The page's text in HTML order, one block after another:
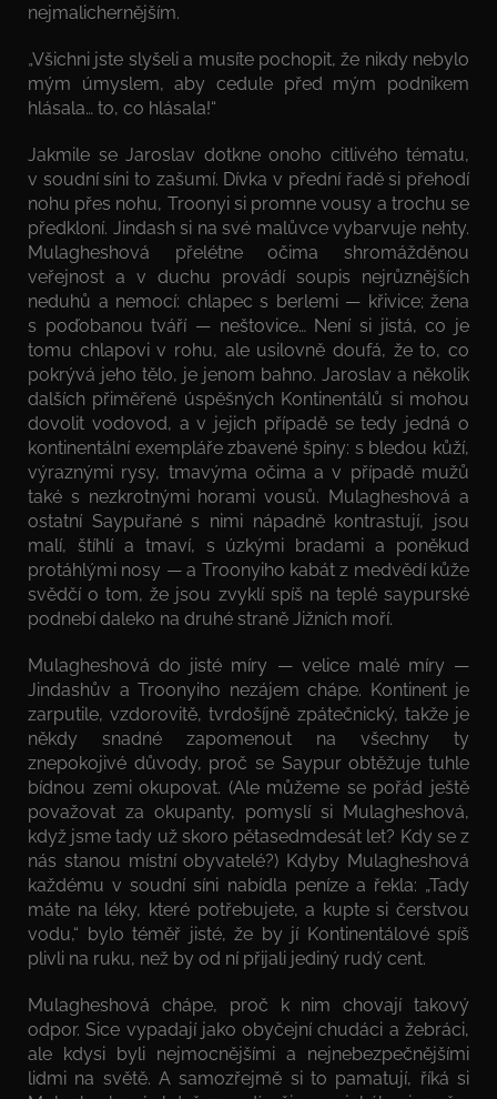
nejmalichernějším.
„Všichni jste slyšeli a musíte pochopit, že nikdy nebylo
mým úmyslem, aby cedule před mým podnikem
hlásala… to, co hlásala!“
Jakmile se Jaroslav dotkne onoho citlivého tématu,
v soudní síni to zašumí. Dívka v přední řadě si přehodí
nohu přes nohu, Troonyi si promne vousy a trochu se
předkloní. Jindash si na své malůvce vybarvuje nehty.
Mulagheshová přelétne očima shromážděnou
veřejnost a v duchu provádí soupis nejrůznějších
neduhů a nemocí: chlapec s berlemi — křivice; žena
s poďobanou tváří — neštovice… Není si jistá, co je
tomu chlapovi v rohu, ale usilovně doufá, že to, co
pokrývá jeho tělo, je jenom bahno. Jaroslav a několik
dalších přiměřeně úspěšných Kontinentálů si mohou
dovolit vodovod, a v jejich případě se tedy jedná o
kontinentální exempláře zbavené špíny: s bledou kůží,
výraznými rysy, tmavýma očima a v případě mužů
také s nezkrotnými horami vousů. Mulagheshová a
ostatní Saypuřané s nimi nápadně kontrastují, jsou
malí, štíhlí a tmaví, s úzkými bradami a poněkud
protáhlými nosy — a Troonyiho kabát z medvědí kůže
svědčí o tom, že jsou zvyklí spíš na teplé saypurské
podnebí daleko na druhé straně Jižních moří.
Mulagheshová do jisté míry — velice malé míry —
Jindashův a Troonyiho nezájem chápe. Kontinent je
zarputile, vzdorovitě, tvrdošíjně zpátečnický, takže je
někdy snadné zapomenout na všechny ty
znepokojivé důvody, proč se Saypur obtěžuje tuhle
bídnou zemi okupovat. (Ale můžeme se pořád ještě
považovat za okupanty, pomyslí si Mulagheshová,
když jsme tady už skoro pětasedmdesát let? Kdy se z
nás stanou místní obyvatelé?) Kdyby Mulagheshová
každému v soudní síni nabídla peníze a řekla: „Tady
máte na léky, které potřebujete, a kupte si čerstvou
vodu,“ bylo téměř jisté, že by jí Kontinentálové spíš
plivli na ruku, než by od ní přijali jediný rudý cent.
Mulagheshová chápe, proč k nim chovají takový
odpor. Sice vypadají jako obyčejní chudáci a žebráci,
ale kdysi byli nejmocnějšími a nejnebezpečnějšími
lidmi na světě. A samozřejmě si to pamatují, říká si